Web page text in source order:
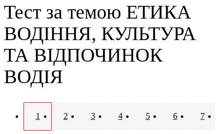
Тест за темою ЕТИКА
ВОДІННЯ, КУЛЬТУРА
ТА ВІДПОЧИНОК
ВОДІЯ
1 2 3 4 5 6 7